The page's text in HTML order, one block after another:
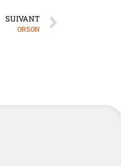
SUIVANT
ORSON